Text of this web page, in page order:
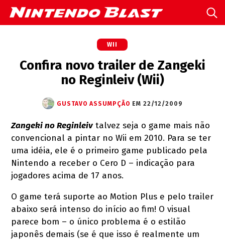
WII
Confira novo trailer de Zangeki
no Reginleiv (Wii)
GUSTAVO ASSUMPÇÃO EM 22/12/2009
Zangeki no Reginleivtalvez seja o game mais não
convencional a pintar no Wii em 2010. Para se ter
uma idéia, ele é o primeiro game publicado pela
Nintendo a receber o Cero D – indicação para
jogadores acima de 17 anos.
O game terá suporte ao Motion Plus e pelo trailer
abaixo será intenso do início ao fim! O visual
parece bom – o único problema é o estilão
japonês demais (se é que isso é realmente um